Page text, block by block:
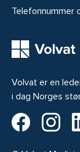
Volvat er en
i dag Norges
Volvat på
Telefonnummer